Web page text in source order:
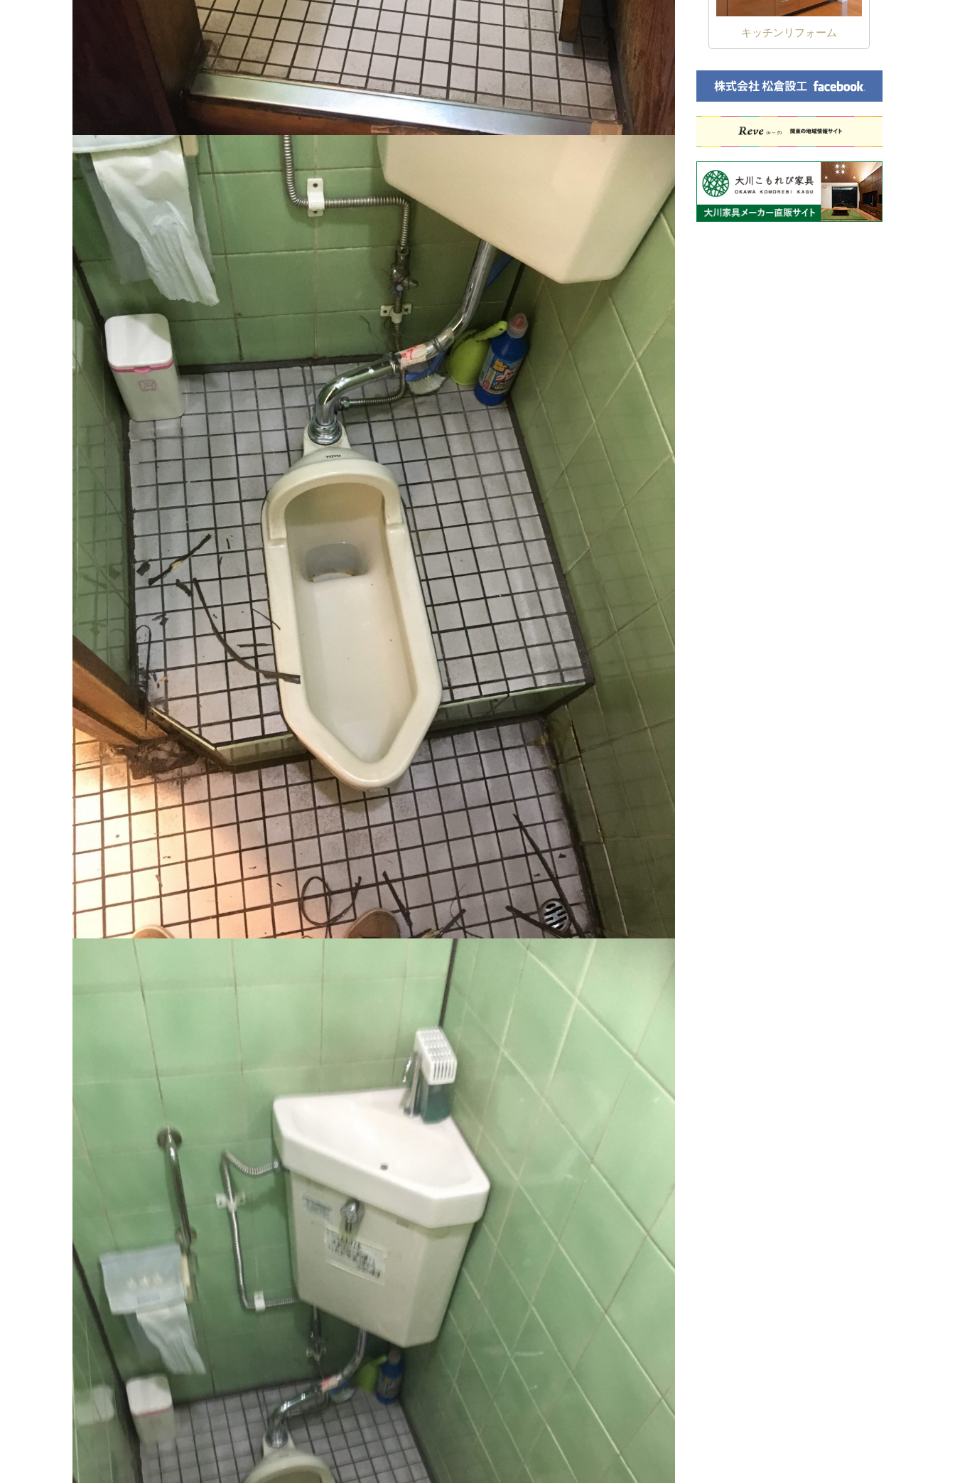
トイレリフォーム 洗面所リフォーム キッチンリフォーム 浴室リフォーム